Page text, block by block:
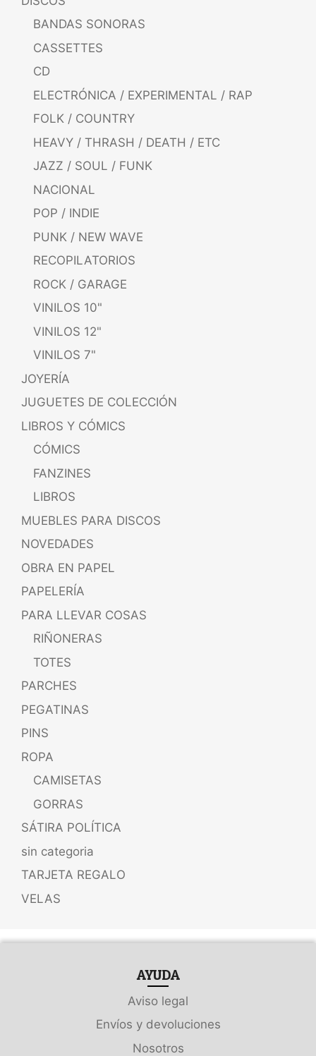
BANDAS SONORAS
CASSETTES
CD
ELECTRÓNICA / EXPERIMENTAL / RAP
FOLK / COUNTRY
HEAVY / THRASH / DEATH / ETC
JAZZ / SOUL / FUNK
NACIONAL
POP / INDIE
PUNK / NEW WAVE
RECOPILATORIOS
ROCK / GARAGE
VINILOS 10"
VINILOS 12"
VINILOS 7"
JOYERÍA
JUGUETES DE COLECCIÓN
LIBROS Y CÓMICS
CÓMICS
FANZINES
LIBROS
MUEBLES PARA DISCOS
NOVEDADES
OBRA EN PAPEL
PAPELERÍA
PARA LLEVAR COSAS
RIÑONERAS
TOTES
PARCHES
PEGATINAS
PINS
ROPA
CAMISETAS
GORRAS
SÁTIRA POLÍTICA
sin categoria
TARJETA REGALO
VELAS
AYUDA
Aviso legal
Envíos y devoluciones
Nosotros